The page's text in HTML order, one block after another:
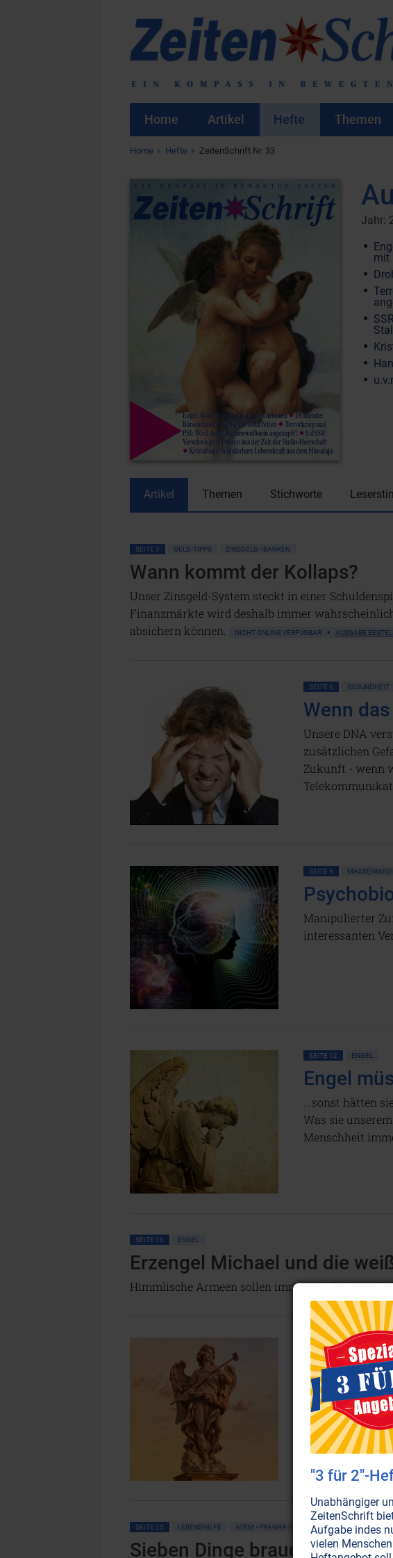
Home Artikel Hefte Themen
Home Hefte ZeitenSchrift Nr. 33
Jahr:
mit
Artikel Themen Stichworte
SEITE 3 GELD-TIPPS ZINSGELD • BANKEN
Wann kommt der Kollaps?
Unser Zinsgeld-System steckt in einer
Finanzmärkte wird deshalb immer
absichern können.
NICHT ONLINE VERFÜGBAR AUSGABE
SEITE 6 GESUNDHEIT
Wenn
Unsere DNA
zusätzlichen
Zukunft - wenn
SEITE 9
Manipulierter
interessanten
SEITE 12 ENGEL
Engel
...sonst hätten
Was sie
Menschheit
SEITE 16 ENGEL
Erzengel Michael und die
Himmlische Armeen sollen immer wieder in
SEITE 19 LEBENSHILFE
"Engel
Vom Umgang
sollten wir
kommuniziert
Weiterlesen...
SEITE 25 LEBENSHILFE ATEM • PRANHA • AURA PHILOSOPHIE
Sieben Dinge braucht der
"3 für 2"-
Unabhängiger
ZeitenSchrift
Aufgabe indes
vielen